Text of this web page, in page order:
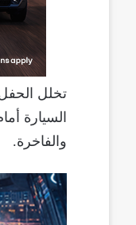
تخلل
السيارة
والفاخرة.